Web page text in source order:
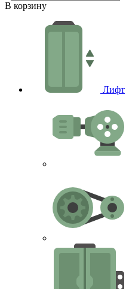
В корзину
Лифт